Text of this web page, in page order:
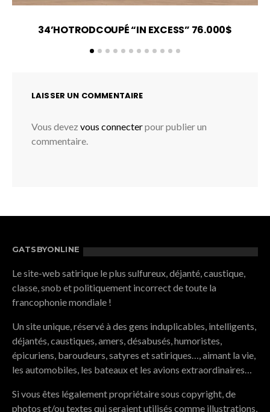
34’HOTRODCOUPÉ “IN EXCESS” 76.000$
LAISSER UN COMMENTAIRE
Vous devez vous connecterpour publier un
commentaire.
GATSBYONLINE
Le site-web satirique le plus sulfureux, déjanté, caustique,
classe, snob et politiquement incorrect de toute la
francophonie mondiale !
Un site unique, réservé à des gens induplicables, intelligents,
déjantés, caustiques, amers, désabusés, humoristes,
épicuriens, baroudeurs, satyres et satiriques…, aimant la vie,
les automobiles, les bateaux et les avions extraordinaires…
Si vous êtes légalement propriétaire sous copyright, de
photos et/ou textes qui seraient utilisés comme illustrations,